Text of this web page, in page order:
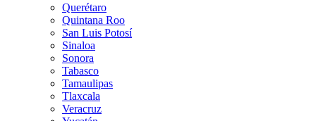
Querétaro
Quintana Roo
San Luis Potosí
Sinaloa
Sonora
Tabasco
Tamaulipas
Tlaxcala
Veracruz